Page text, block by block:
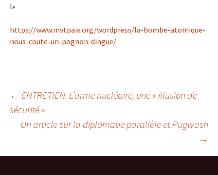
!»
https://www.mvtpaix.org/wordpress/la-bombe-atomique-
nous-coute-un-pognon-dingue/
Navigation
des
← ENTRETIEN. L’arme nucléaire, une « illusion de
sécurité »
Un article sur la diplomatie parallèle et Pugwash
→